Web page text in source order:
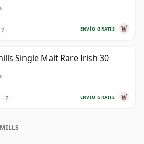
ENVÍO GRATIS
?
Single Malt Rare Irish 30
ENVÍO GRATIS
?